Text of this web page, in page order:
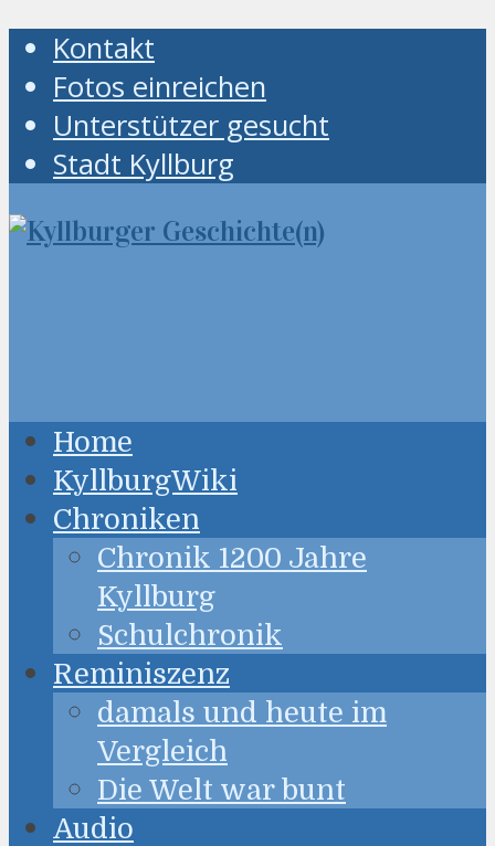
Kontakt
Fotos einreichen
Unterstützer gesucht
Stadt Kyllburg
Home
KyllburgWiki
Chroniken
Chronik 1200 Jahre
Kyllburg
Schulchronik
Reminiszenz
damals und heute im
Vergleich
Die Welt war bunt
Audio